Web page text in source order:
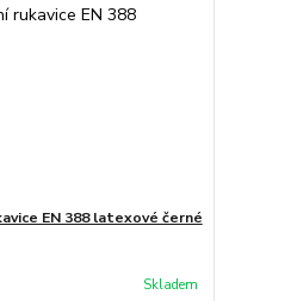
EN 388 latexové černé
Skladem